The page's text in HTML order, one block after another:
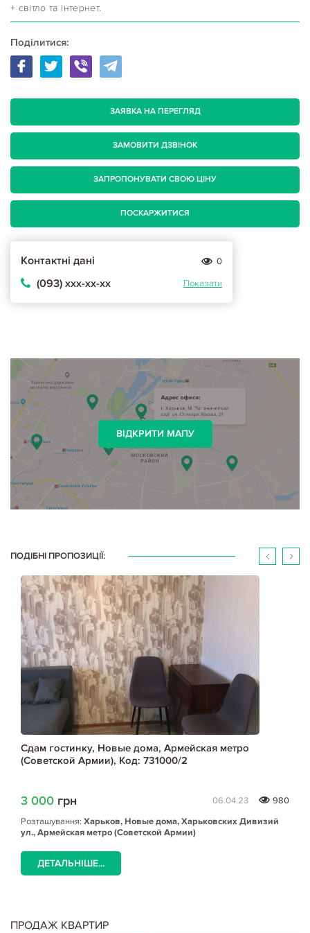
+ світло та інтернет.
Поділитися:
ЗАЯВКА НА ПЕРЕГЛЯД
ЗАМОВИТИ ДЗВІНОК
ЗАПРОПОНУВАТИ СВОЮ ЦІНУ
ПОСКАРЖИТИСЯ
Контактні дані 0
(093) ххх-хх-хх Показати
ВІДКРИТИ МАПУ
ПОДІБНІ ПРОПОЗИЦІЇ:
Сдам гостинку, Новые дома, Армейская метро
(Советской Армии), Код: 731000/2
3 000 грн 06.04.23
980
Розташування: Харьков, Новые дома, Харьковских Дивизий
ул., Армейская метро (Советской Армии)
ДЕТАЛЬНІШЕ...
ПРОДАЖ КВАРТИР